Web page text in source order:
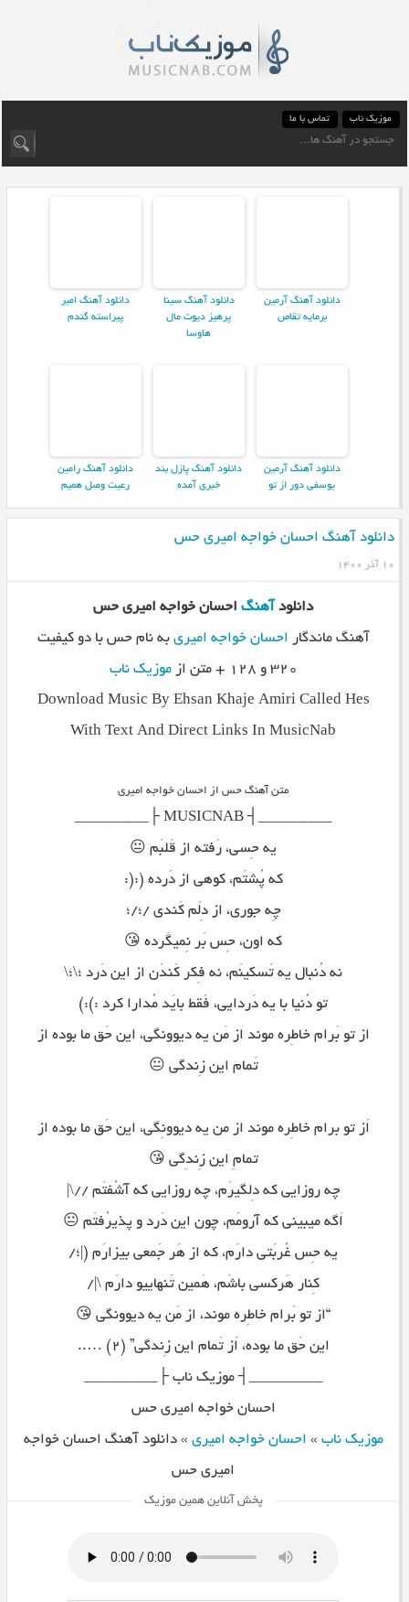
موزیک ناب تماس با ما
دانلود آهنگ آرمین
برمایه تقاص
دانلود آهنگ سینا
پرهیز دیوت مال
هاوسا
دانلود آهنگ امیر
پیراسته گندم
دانلود آهنگ آرمین
یوسفی دور از تو
دانلود آهنگ پازل بند
خبری آمده
دانلود آهنگ رامین
رعیت وصل همیم
دانلود آهنگ احسان خواجه امیری حس
۱۰ آذر ۱۴۰۰
دانلود آهنگاحسان خواجه امیری حس
آهنگ ماندگار احسان خواجه امیری به نام حس با دو کیفیت
۳۲۰ و ۱۲۸ + متن از
موزیک ناب
Download Music By Ehsan Khaje Amiri Called Hes
With Text And Direct Links In MusicNab
متن آهنگ حس از احسان خواجه امیری
_________┤ MUSICNAB ├_________
یه حِسی، رَفته از قَلبَم 😐
که پُشتَم، کوهی از دَرده (:(:
چِه جوری، از دِلَم کَندی /؛/؛
که اون، حِس بَر نِمیگَرده 😘
نه دُنبال یه تَسکینَم، نه فِکر کَندَن از این دَرد ؛\؛\
تو دُنیا با یه دَردایی، فَقط بایَد مُدارا کرد :):)
از تو بَرام خاطِره موند از مَن یه دیوونگی، این حَق ما بوده از
تَمام این زِندگی 😐
اَز تو برام خاطِره موند از من یه دیوونِگی، این حَق ما بوده از
تمامِ این زِندِگی 😘
چه روزایی که دِلگیرَم، چه روزایی که آشُفتَم //\|
اَگه میبینی که آرومَم، چون این دَرد و پذیرُفتَم 😐
یه حِس غُربَتی دارَم، که از هَر جَمعی بیزارَم (|؛/
کِنار هَرکسی باشَم، هَمین تَنهاییو دارَم \|/
“از تو بَرام خاطِره موند، از مَن یه دیوونگی 😘
این حَق ما بوده، اَز تَمام این زِندگی” (۲) …..
_________┤ موزیک ناب ├_________
احسان خواجه امیری حس
موزیک ناب » احسان خواجه امیری »دانلود آهنگ احسان خواجه
امیری حس
پخش آنلاین همین موزیک